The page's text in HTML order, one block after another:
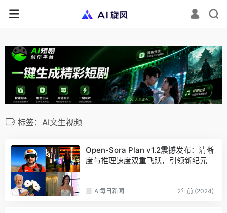
标签：AI文生视频
Open-Sora Plan v1.2震撼发布：清晰
度与推理速度双重飞跃，引领新纪元
AI每日新闻 2年前 (2024)